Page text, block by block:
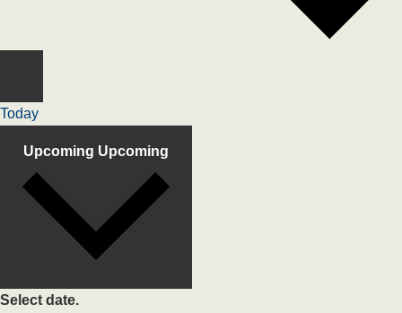
Today
Upcoming Upcoming
Select date.